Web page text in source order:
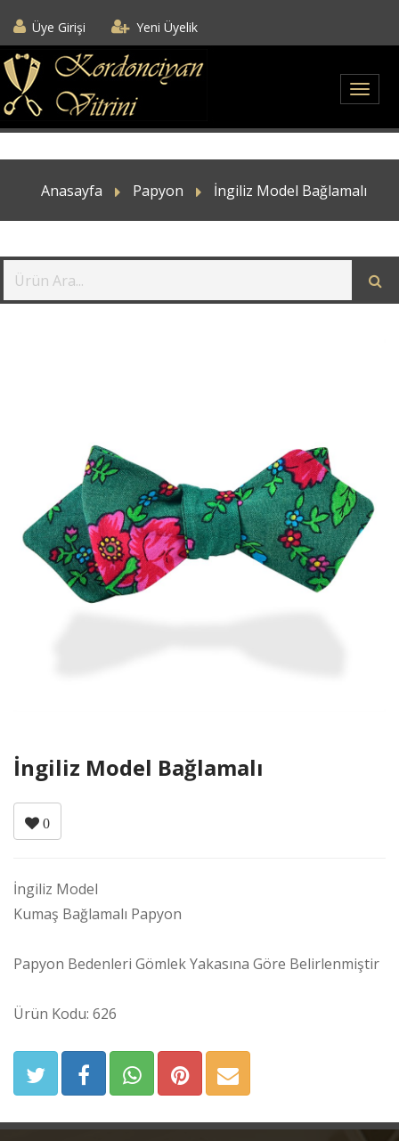
Üye Girişi Yeni Üyelik
Anasayfa Papyon İngiliz Model Bağlamalı
İngiliz Model Bağlamalı
0
İngiliz Model
Kumaş Bağlamalı Papyon
Papyon Bedenleri Gömlek Yakasına Göre Belirlenmiştir
Ürün Kodu: 626